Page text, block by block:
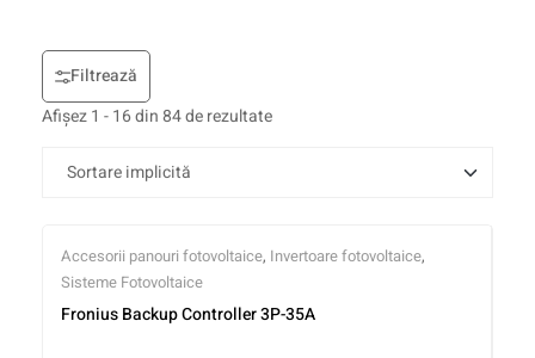
Filtrează
Afișez 1 - 16 din 84 de rezultate
Accesorii panouri fotovoltaice, Invertoare fotovoltaice,
Sisteme Fotovoltaice
Fronius Backup Controller 3P-35A